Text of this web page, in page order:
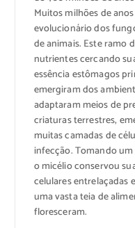
Muitos milhões de
evolucionário dos
de animais. Este ramo
nutrientes cercando
essência estômagos
emergiram dos
adaptaram meios de
criaturas terrestres,
muitas camadas de
infecção. Tomando
o micélio conservou
celulares entrelaçadas
uma vasta teia de
floresceram.